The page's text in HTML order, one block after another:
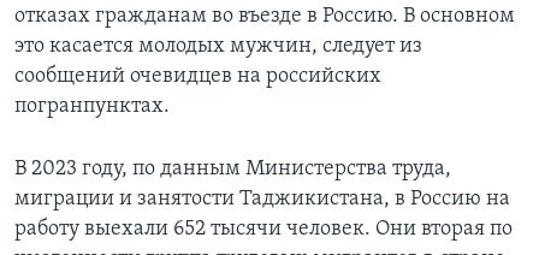
отказах гражданам во въезде в Россию. В основном
это касается молодых мужчин, следует из
сообщений очевидцев на российских
погранпунктах.
В 2023 году, по данным Министерства труда,
миграции и занятости Таджикистана, в Россию на
работу выехали 652 тысячи человек. Они вторая по